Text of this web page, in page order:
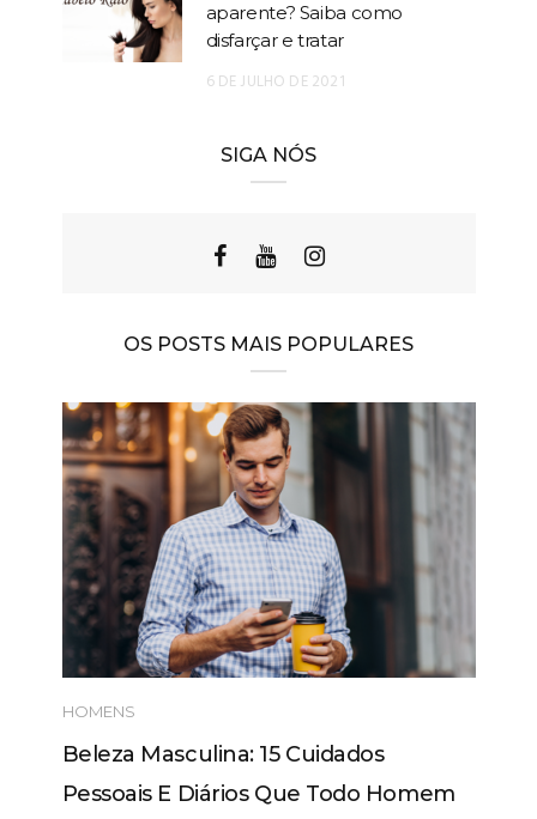
aparente? Saiba como
disfarçar e tratar
6 DE JULHO DE 2021
SIGA NÓS
OS POSTS MAIS POPULARES
HOMENS
Beleza Masculina: 15 Cuidados
Pessoais E Diários Que Todo Homem